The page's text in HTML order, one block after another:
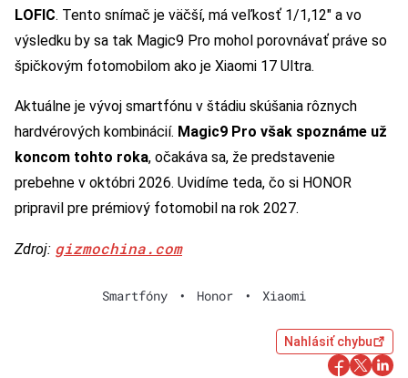
LOFIC. Tento snímač je väčší, má veľkosť 1/1,12″ a vo
výsledku by sa tak Magic9 Pro mohol porovnávať práve so
špičkovým fotomobilom ako je Xiaomi 17 Ultra.
Aktuálne je vývoj smartfónu v štádiu skúšania rôznych
hardvérových kombinácií. Magic9 Pro však spoznáme už
koncom tohto roka, očakáva sa, že predstavenie
prebehne v októbri 2026. Uvidíme teda, čo si HONOR
pripravil pre prémiový fotomobil na rok 2027.
Zdroj: gizmochina.com
Smartfóny • Honor • Xiaomi
Nahlásiť chybu